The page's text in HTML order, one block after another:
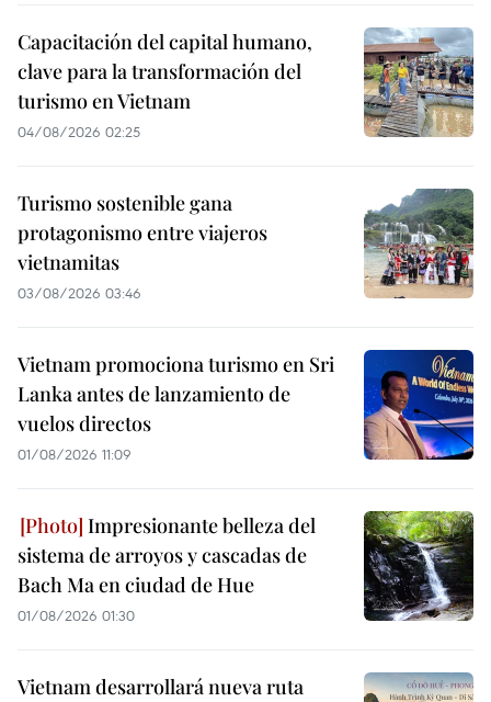
Capacitación del capital humano,
clave para la transformación del
turismo en Vietnam
04/08/2026 02:25
Turismo sostenible gana
protagonismo entre viajeros
vietnamitas
03/08/2026 03:46
Vietnam promociona turismo en Sri
Lanka antes de lanzamiento de
vuelos directos
01/08/2026 11:09
Impresionante belleza del
sistema de arroyos y cascadas de
Bach Ma en ciudad de Hue
01/08/2026 01:30
Vietnam desarrollará nueva ruta